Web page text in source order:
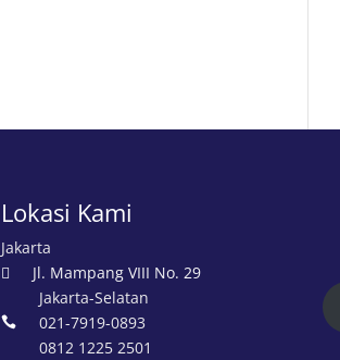
Lokasi Kami
Jakarta

Jl. Mampang VIII No. 29
Jakarta-Selatan

021-7919-0893
0812 1225 2501